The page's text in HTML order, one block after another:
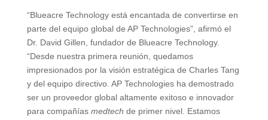
“Blueacre Technology está encantada de convertirse en
parte del equipo global de AP Technologies”, afirmó el
Dr. David Gillen, fundador de Blueacre Technology.
“Desde nuestra primera reunión, quedamos
impresionados por la visión estratégica de Charles Tang
y del equipo directivo. AP Technologies ha demostrado
ser un proveedor global altamente exitoso e innovador
para compañías medtech de primer nivel. Estamos